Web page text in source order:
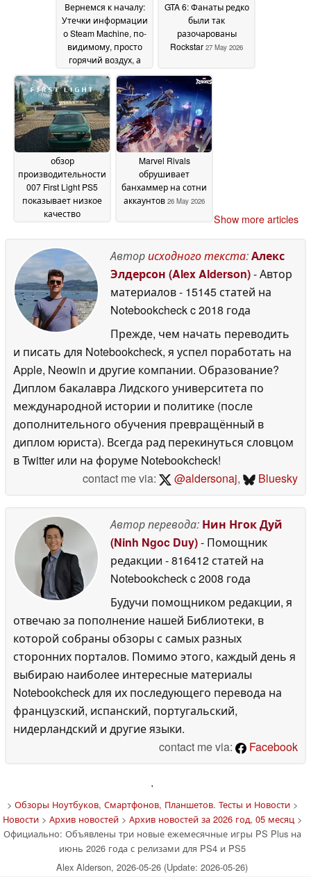
Вернемся к началу:
Утечки информации
о Steam Machine, по-
видимому, просто
горячий воздух, а
опасения по поводу
цены растут28 May
2026
GTA 6: Фанаты редко
были так
разочарованы
Rockstar 27 May 2026
обзор
производительности
007 First Light PS5
показывает низкое
качество
27 May 2026
Marvel Rivals
обрушивает
банхаммер на сотни
аккаунтов 26 May 2026
Show more articles
Авторисходного текста:Алекс
Элдерсон (Alex Alderson)- Автор
материалов- 15145 статей на
Notebookcheckc 2018 года
Прежде, чем начать переводить
и писать для Notebookcheck, я успел поработать на
Apple, Neowin и другие компании. Образование?
Диплом бакалавра Лидского университета по
международной истории и политике (после
дополнительного обучения превращённый в
диплом юриста). Всегда рад перекинуться словцом
в Twitter или на форуме Notebookcheck!
contact me via:
@aldersonaj, Bluesky
Автор перевода: Нин Нгок Дуй
(Ninh Ngoc Duy)- Помощник
редакции - 816412 статей на
Notebookcheckc 2008 года
Будучи помощником редакции, я
отвечаю за пополнение нашей Библиотеки, в
которой собраны обзоры с самых разных
сторонних порталов. Помимо этого, каждый день я
выбираю наиболее интересные материалы
Notebookcheck для их последующего перевода на
французский, испанский, португальский,
нидерландский и другие языки.
contact me via:
Facebook
'
> Обзоры Ноутбуков, Смартфонов, Планшетов. Тесты и Новости>
Новости> Архив новостей> Архив новостей за 2026 год, 05 месяц>
Официально: Объявлены три новые ежемесячные игры PS Plus на
июнь 2026 года с релизами для PS4 и PS5
Alex Alderson, 2026-05-26 (Update: 2026-05-26)